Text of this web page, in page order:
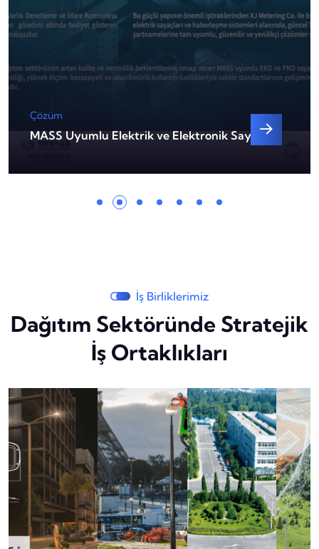
Çözüm
MASS Uyumlu Elektrik ve Elektronik Sayaçlar
İş Birliklerimiz
Dağıtım Sektöründe Stratejik
İş Ortaklıkları